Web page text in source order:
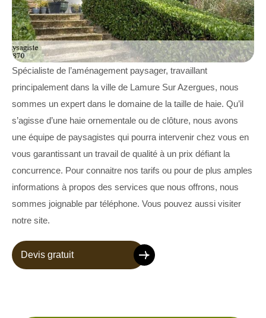
Spécialiste de l’aménagement paysager, travaillant
principalement dans la ville de Lamure Sur Azergues, nous
sommes un expert dans le domaine de la taille de haie. Qu’il
s’agisse d’une haie ornementale ou de clôture, nous avons
une équipe de paysagistes qui pourra intervenir chez vous en
vous garantissant un travail de qualité à un prix défiant la
concurrence. Pour connaitre nos tarifs ou pour de plus amples
informations à propos des services que nous offrons, nous
sommes joignable par téléphone. Vous pouvez aussi visiter
notre site.
Devis gratuit